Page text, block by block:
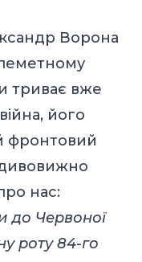
Ворона
триває вже
його
фронтовий
нас:
до Червоної
роту 84-го